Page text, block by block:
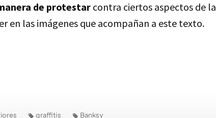
de protestarcontra ciertos aspectos de la
en las imágenes que acompañan a este texto.
graffitis Banksy